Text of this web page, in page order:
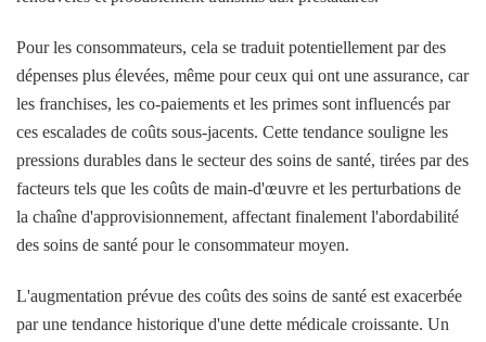
Pour les consommateurs, cela se traduit potentiellement par des
dépenses plus élevées, même pour ceux qui ont une assurance, car
les franchises, les co-paiements et les primes sont influencés par
ces escalades de coûts sous-jacents. Cette tendance souligne les
pressions durables dans le secteur des soins de santé, tirées par des
facteurs tels que les coûts de main-d'œuvre et les perturbations de
la chaîne d'approvisionnement, affectant finalement l'abordabilité
des soins de santé pour le consommateur moyen.
L'augmentation prévue des coûts des soins de santé est exacerbée
par une tendance historique d'une dette médicale croissante. Un